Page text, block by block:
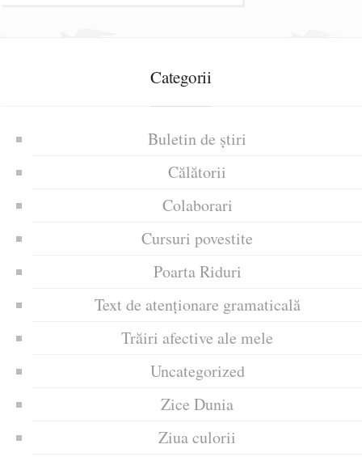
Categorii
Buletin de știri
Călătorii
Colaborari
Cursuri povestite
Poarta Riduri
Text de atenționare gramaticală
Trăiri afective ale mele
Uncategorized
Zice Dunia
Ziua culorii